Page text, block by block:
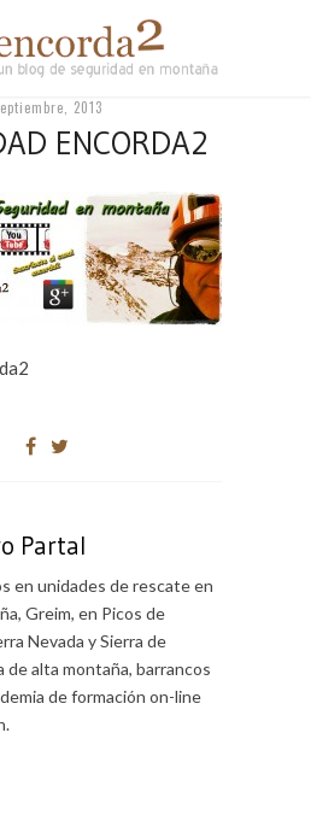
2013
ENCORDA2
Partal
en unidades de rescate en
Greim, en Picos de
Nevada y Sierra de
de alta montaña, barrancos
de formación on-line